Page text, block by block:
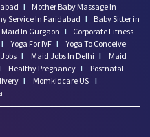
I
Mother Baby Massage In
Service In Faridabad I
Baby Sitter in
In Gurgaon I
Corporate Fitness
I Yoga For IVF I
Yoga To Conceive
I Maid Jobs In Delhi I
Maid
Healthy Pregnancy I
Postnatal
I Momkidcare US I